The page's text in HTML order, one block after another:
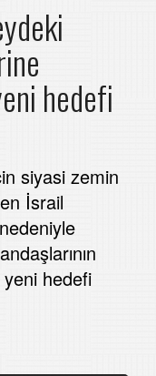
hedefi
siyasi zemin
İsrail
hedefi